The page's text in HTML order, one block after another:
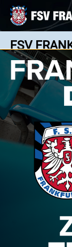
FSV
ZWEI
Im Oktober
ihr beide